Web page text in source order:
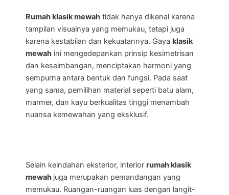
Rumah klasik mewah tidak hanya dikenal karena
tampilan visualnya yang memukau, tetapi juga
karena kestabilan dan kekuatannya. Gaya klasik
mewah ini mengedepankan prinsip kesimetrisan
dan keseimbangan, menciptakan harmoni yang
sempurna antara bentuk dan fungsi. Pada saat
yang sama, pemilihan material seperti batu alam,
marmer, dan kayu berkualitas tinggi menambah
nuansa kemewahan yang eksklusif.
Selain keindahan eksterior, interior rumah klasik
mewah juga merupakan pemandangan yang
memukau. Ruangan-ruangan luas dengan langit-